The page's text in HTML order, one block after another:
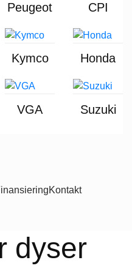
Peugeot CPI
Kymco Honda
VGA Suzuki
Kontakt
dyser